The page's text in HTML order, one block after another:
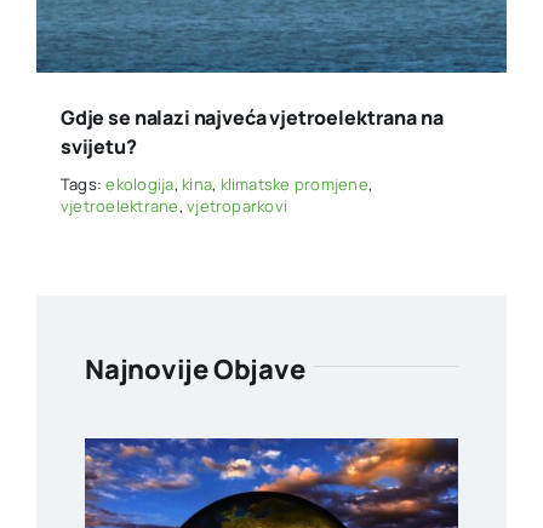
Gdje se nalazi najveća vjetroelektrana na
svijetu?
Tags:ekologija, kina, klimatske promjene,
vjetroelektrane,vjetroparkovi
Najnovije Objave